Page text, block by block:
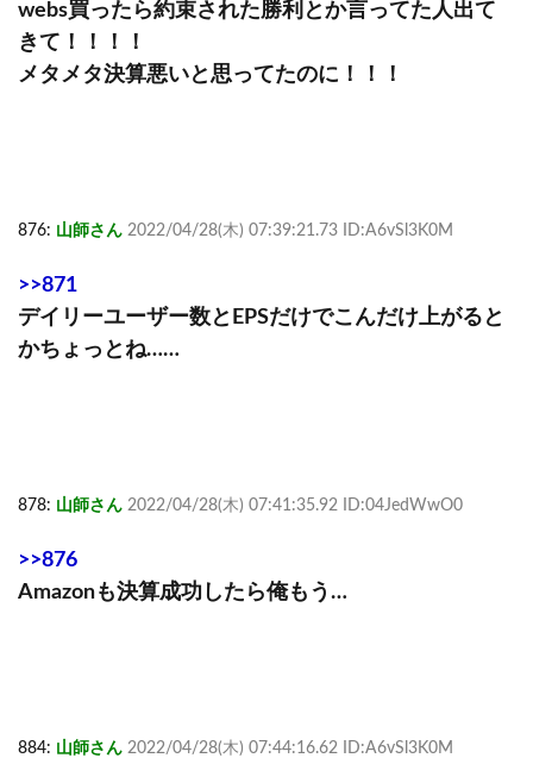
webs買ったら約束された勝利とか言ってた人出て
きて！！！！
メタメタ決算悪いと思ってたのに！！！
876: 山師さん 2022/04/28(木) 07:39:21.73 ID:A6vSl3K0M
>>871
デイリーユーザー数とEPSだけでこんだけ上がると
かちょっとね……
878: 山師さん 2022/04/28(木) 07:41:35.92 ID:04JedWwO0
>>876
Amazonも決算成功したら俺もう…
884: 山師さん 2022/04/28(木) 07:44:16.62 ID:A6vSl3K0M